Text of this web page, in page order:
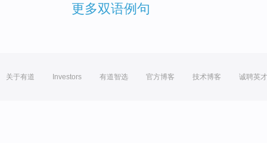
更多双语例句
关于有道 Investors 有道智选 官方博客 技术博客 诚聘英才